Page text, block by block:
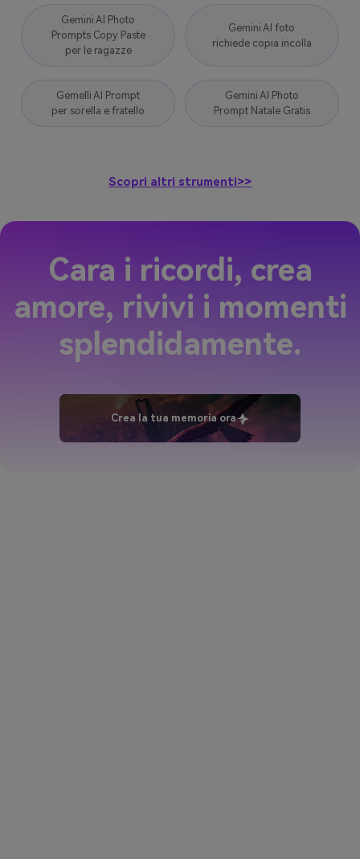
Gemini AI Photo
Prompts Copy Paste
per le ragazze
Gemini AI foto
richiede copia incolla
Gemelli AI Prompt
per sorella e fratello
Gemini AI Photo
Prompt Natale Gratis
Scopri altri strumenti>>
Cara i ricordi, crea
amore, rivivi i momenti
splendidamente.
Crea la tua memoria ora